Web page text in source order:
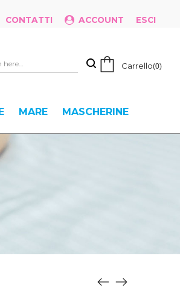
CONTATTI ACCOUNT ESCI
Carrello 0
MARE MASCHERINE